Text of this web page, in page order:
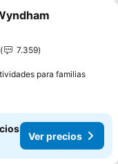
favoritos
7.359
para familias
Ver precios